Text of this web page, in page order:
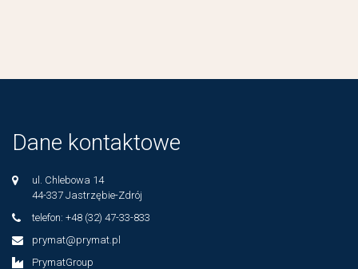
Dane kontaktowe
ul. Chlebowa 14
44-337 Jastrzębie-Zdrój
telefon: +48 (32) 47-33-833
prymat@prymat.pl
PrymatGroup